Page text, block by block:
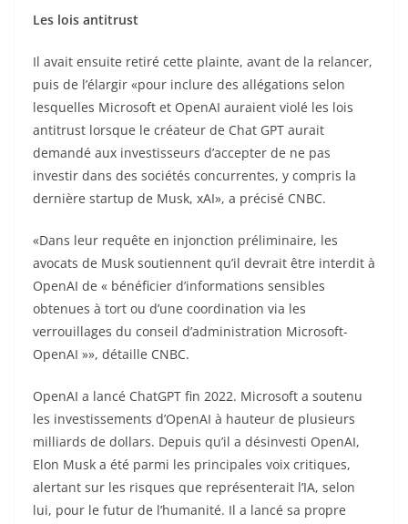
Les lois antitrust
Il avait ensuite retiré cette plainte, avant de la relancer,
puis de l’élargir «pour inclure des allégations selon
lesquelles Microsoft et OpenAI auraient violé les lois
antitrust lorsque le créateur de Chat GPT aurait
demandé aux investisseurs d’accepter de ne pas
investir dans des sociétés concurrentes, y compris la
dernière startup de Musk, xAI», a précisé CNBC.
«Dans leur requête en injonction préliminaire, les
avocats de Musk soutiennent qu’il devrait être interdit à
OpenAI de « bénéficier d’informations sensibles
obtenues à tort ou d’une coordination via les
verrouillages du conseil d’administration Microsoft-
OpenAI »», détaille CNBC.
OpenAI a lancé ChatGPT fin 2022. Microsoft a soutenu
les investissements d’OpenAI à hauteur de plusieurs
milliards de dollars. Depuis qu’il a désinvesti OpenAI,
Elon Musk a été parmi les principales voix critiques,
alertant sur les risques que représenterait l’IA, selon
lui, pour le futur de l’humanité. Il a lancé sa propre